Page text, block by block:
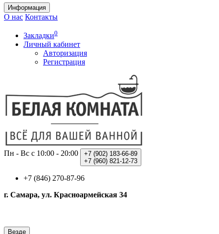
Информация
О нас Контакты
Закладки0
Личный кабинет
Авторизация
Регистрация
Пн - Вс с 10:00 - 20:00 +7 (902) 183-66-89
+7 (960) 821-12-73
+7 (846) 270-87-96
г. Самара, ул. Красноармейская 34
Везде